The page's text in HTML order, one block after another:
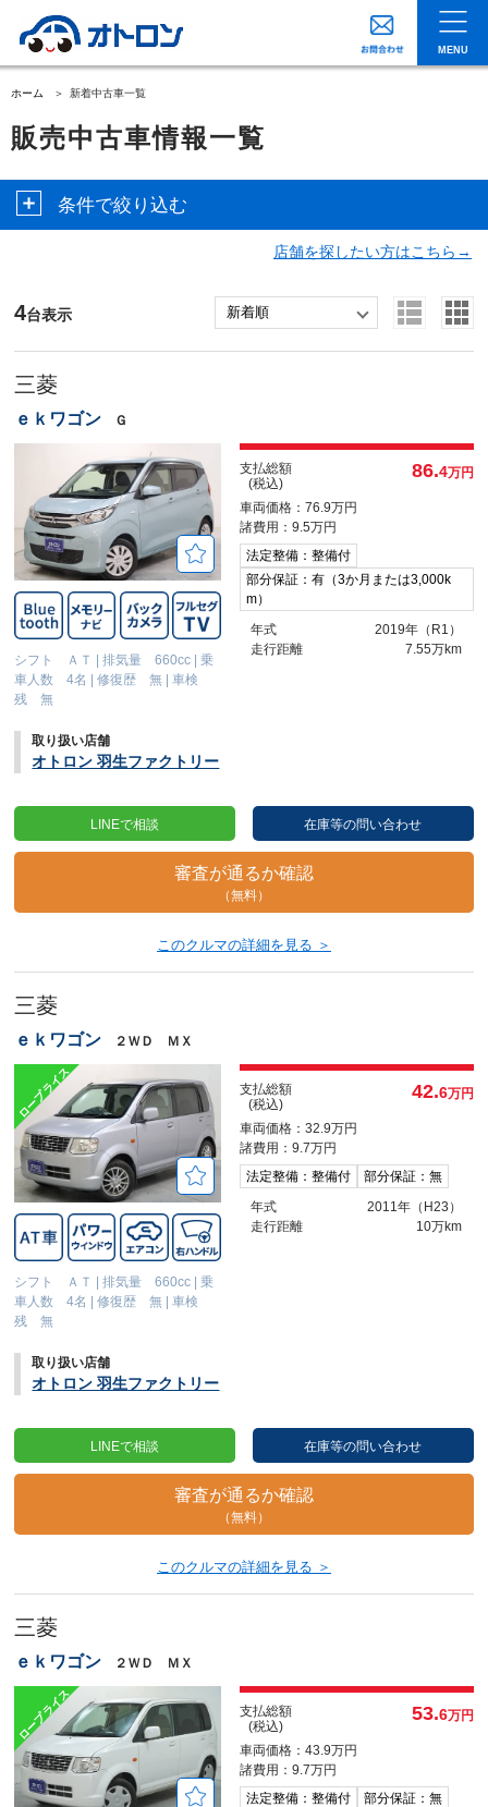
MENU
ホーム 新着中古車一覧
販売中古車情報一覧
条件で絞り込む
店舗を探したい方はこちら→
4台表示
三菱
ｅｋワゴン Ｇ
シフト ＡＴ |排気量 660cc |乗
車人数 4名
|修復歴 無 |車検
残 無
支払総額
(税込)
86.4万円
車両価格：76.9万円
諸費用：9.5万円
法定整備：整備付
部分保証：有（3か月または3,000k
m）
年式
2019年（R1）
走行距離
7.55万km
取り扱い店舗
オトロン 羽生ファクトリー
LINEで相談 在庫等の問い合わせ
審査が通るか確認
（無料）
このクルマの詳細を見る ＞
三菱
ｅｋワゴン ２ＷＤ ＭＸ
シフト ＡＴ |排気量 660cc |乗
車人数 4名
|修復歴 無 |車検
残 無
支払総額
(税込)
42.6万円
車両価格：32.9万円
諸費用：9.7万円
法定整備：整備付
部分保証：無
年式
2011年（H23）
走行距離
10万km
取り扱い店舗
オトロン 羽生ファクトリー
LINEで相談 在庫等の問い合わせ
審査が通るか確認
（無料）
このクルマの詳細を見る ＞
三菱
ｅｋワゴン ２ＷＤ ＭＸ
支払総額
(税込)
53.6万円
車両価格：43.9万円
諸費用：9.7万円
法定整備：整備付
部分保証：無